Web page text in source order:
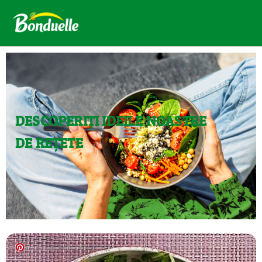
DESCOPERIȚI IDEILE NOASTRE
DE REȚETE